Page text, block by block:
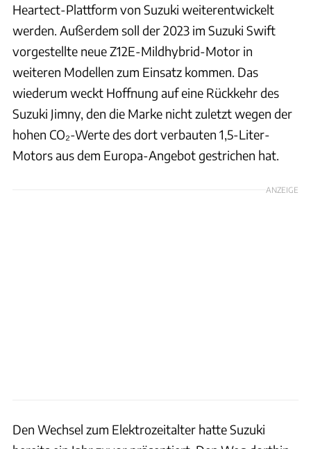
Heartect-Plattform von Suzuki weiterentwickelt
werden. Außerdem soll der 2023 im Suzuki Swift
vorgestellte neue Z12E-Mildhybrid-Motor in
weiteren Modellen zum Einsatz kommen. Das
wiederum weckt Hoffnung auf eine Rückkehr des
Suzuki Jimny, den die Marke nicht zuletzt wegen der
hohen CO₂-Werte des dort verbauten 1,5-Liter-
Motors aus dem Europa-Angebot gestrichen hat.
ANZEIGE
Den Wechsel zum Elektrozeitalter hatte Suzuki